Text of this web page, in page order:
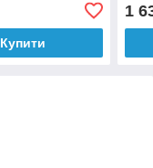
Купити
1